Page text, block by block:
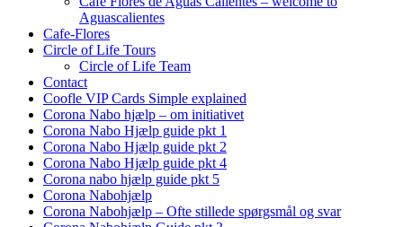
Aguascalientes
Cafe-Flores
Circle of Life Tours
Circle of Life Team
Contact
Coofle VIP Cards Simple explained
Corona Nabo hjælp – om initiativet
Corona Nabo Hjælp guide pkt 1
Corona Nabo Hjælp guide pkt 2
Corona Nabo Hjælp guide pkt 4
Corona nabo hjælp guide pkt 5
Corona Nabohjælp
Corona Nabohjælp – Ofte stillede spørgsmål og svar